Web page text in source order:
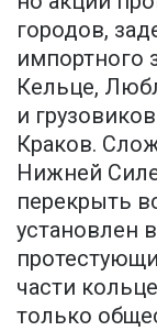
городов,
импортного
Кельце,
и
Краков.
Нижней
перекрыть
установлен
части
только